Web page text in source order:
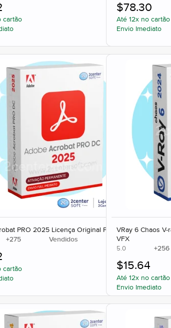
cartão
Até 12x no cartão
Envio Imediato
$78.30
PRO 2025 Licença Original PDF
+275 Vendidos
cartão
VRay 6 Chaos
VFX
5.0 +256
Até 12x no cartão
Envio Imediato
$15.64